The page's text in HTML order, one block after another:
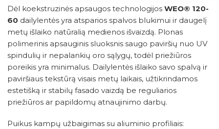
Dėl koekstruzinės apsaugos technologijos WEO® 120-
60 dailylentės yra atsparios spalvos blukimui ir daugelį
metų išlaiko natūralią medienos išvaizdą. Plonas
polimerinis apsauginis sluoksnis saugo paviršių nuo UV
spindulių ir nepalankių oro sąlygų, todėl priežiūros
poreikis yra minimalus. Dailylentės išlaiko savo spalvą ir
paviršiaus tekstūrą visais metų laikais, užtikrindamos
estetišką ir stabilų fasado vaizdą be reguliarios
priežiūros ar papildomų atnaujinimo darbų.
Puikus kampų užbaigimas su aliuminio profiliais: